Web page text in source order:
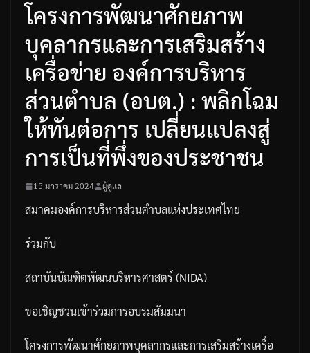
โครงการพัฒนาศักยภาพ
บุคลากรและการเสริมสร้าง
เครื่อข่าย องค์การบริหาร
ส่วนตำบล (อบต.) : พลิกโฉม
ให้ทันต่อการ เปลี่ยนแปลงสู่
การเป็นที่พึ่งของประชาชน
15 มกราคม 2024 ผู้ดูแล
สมาคมองค์การบริหารส่วนตำบลแห่งประเทศไทย
ร่วมกับ
สถาบันบัณฑิตพัฒนบริหารศาสตร์ (NIDA)
ขอเชิญชวนเข้าร่วมการอบรมสัมมนา
โครงการพัฒนาศักยภาพบุคลากรและการเสริมสร้างเครื่อ